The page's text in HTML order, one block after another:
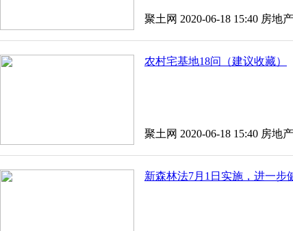
聚土网 2020-06-18 15:40 房地产
农村宅基地18问（建议收藏）
聚土网 2020-06-18 15:40 房地产
新森林法7月1日实施，进一步